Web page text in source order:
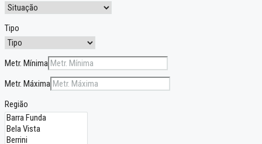
Tipo
Metr. Mínima
Metr. Máxima
Região